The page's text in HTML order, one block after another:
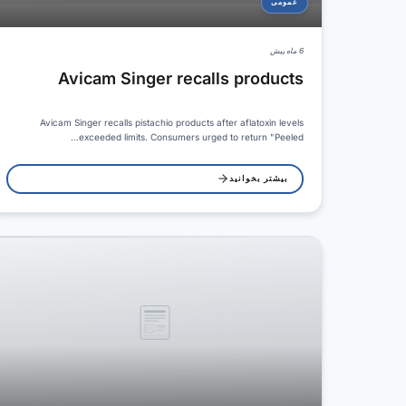
عمومی
6 ماه پیش
Avicam Singer recalls products
Avicam Singer recalls pistachio products after aflatoxin levels
exceeded limits. Consumers urged to return "Peeled…
بیشتر بخوانید